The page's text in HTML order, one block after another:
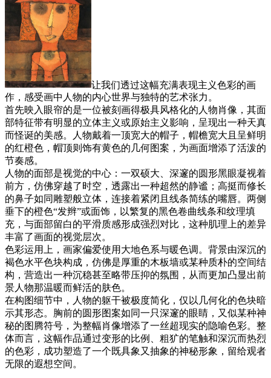
让我们透过这幅充满表现主义色彩的画
作，感受画中人物的内心世界与独特的艺术张力。
首先映入眼帘的是一位被刻画得极具风格化的人物肖像，其面
部特征带有明显的立体主义或原始主义影响，呈现出一种天真
而怪诞的美感。人物戴着一顶宽大的帽子，帽檐宽大且呈鲜明
的红橙色，帽顶则饰有黄色的几何图案，为画面增添了活泼的
节奏感。
人物的面部是视觉的中心：一双硕大、深邃的圆形黑眼凝视着
前方，仿佛穿越了时空，透露出一种超然的静谧；高挺而修长
的鼻子如同雕塑般立体，连接着紧闭且线条简练的嘴唇。两侧
垂下的橙色“发辫”或面饰，以繁复的黑色卷曲线条和纹理填
充，与面部留白的平滑质感形成强烈对比，这种肌理上的差异
丰富了画面的视觉层次。
色彩运用上，画家偏爱使用大地色系与暖色调。背景由深沉的
褐色水平色块构成，仿佛是厚重的木板墙或某种质朴的空间结
构，营造出一种沉稳甚至略带压抑的氛围，从而更加凸显出前
景人物那温暖而鲜活的肤色。
在构图细节中，人物的躯干被极度简化，仅以几何化的色块暗
示其形态。胸前的圆形图案如同一只深邃的眼睛，又似某种神
秘的图腾符号，为整幅肖像增添了一丝超现实的隐喻色彩。整
体而言，这幅作品通过变形的比例、粗犷的笔触和深沉而热烈
的色彩，成功塑造了一个既具象又抽象的神秘形象，留给观者
无限的遐想空间。